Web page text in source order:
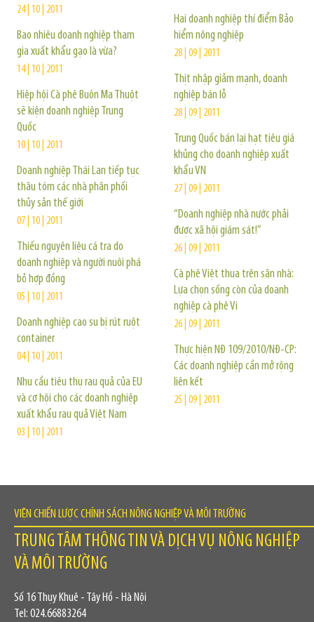
24 | 10 | 2011
Bao nhiêu doanh nghiệp tham
gia xuất khẩu gạo là vừa?
14 | 10 | 2011
Hiệp hội Cà phê Buôn Ma Thuột
sẽ kiện doanh nghiệp Trung
Quốc
10 | 10 | 2011
Doanh nghiệp Thái Lan tiếp tục
thâu tóm các nhà phân phối
thủy sản thế giới
07 | 10 | 2011
Thiếu nguyên liệu cá tra do
doanh nghiệp và người nuôi phá
bỏ hợp đồng
05 | 10 | 2011
Doanh nghiệp cao su bị rút ruột
container
04 | 10 | 2011
Nhu cầu tiêu thụ rau quả của EU
và cơ hội cho các doanh nghiệp
xuất khẩu rau quả Việt Nam
03 | 10 | 2011
Hai doanh nghiệp thí điểm Bảo
hiểm nông nghiệp
28 | 09 | 2011
Thịt nhập giảm mạnh, doanh
nghiệp bán lỗ
28 | 09 | 2011
Trung Quốc bán lại hạt tiêu giá
khủng cho doanh nghiệp xuất
khẩu VN
27 | 09 | 2011
“Doanh nghiệp nhà nước phải
được xã hội giám sát!”
26 | 09 | 2011
Cà phê Việt thua trên sân nhà:
Lựa chọn sống còn của doanh
nghiệp cà phê Vi
26 | 09 | 2011
Thực hiện NĐ 109/2010/NĐ-CP:
Các doanh nghiệp cần mở rộng
liên kết
25 | 09 | 2011
VIỆN CHIẾN LƯỢC CHÍNH SÁCH NÔNG NGHIỆP VÀ MÔI TRƯỜNG
TRUNG TÂM THÔNG TIN VÀ DỊCH VỤ NÔNG NGHIỆP
VÀ MÔI TRƯỜNG
Số 16 Thụy Khuê - Tây Hồ - Hà Nội
Tel: 024.66883264